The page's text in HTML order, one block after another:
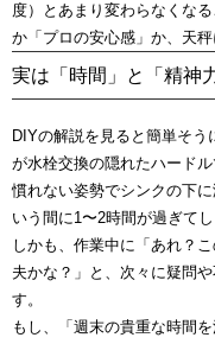
度）とあまり変わらなくな
か「プロの安心感」か、天秤
実は「時間」と「精神
DIYの解説を見ると簡単そう
が水栓交換の隠れたハードル
慣れない姿勢でシンクの下
いう間に1〜2時間が過ぎて
しかも、作業中に「あれ？
夫かな？」と、 次々に疑問
す。
もし、「週末の貴重な時間